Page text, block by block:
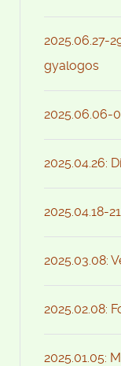
2025.06.27-
gyalogos
2025.06.06-
2025.04.26:
2025.04.18-
2025.03.08:
2025.02.08:
2025.01.05: